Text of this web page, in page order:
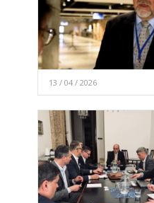
13 / 04 / 2026